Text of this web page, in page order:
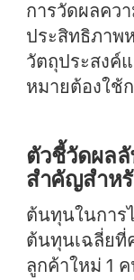
การวัดผลคว
ประสิทธิภาพ
วัตถุประสงค์
หมายต้องใช้
ตัวชี้วัดผล
สำคัญสำห
ต้นทุนในการ
ต้นทุนเฉลี่ย
ลูกค้าใหม่ 1